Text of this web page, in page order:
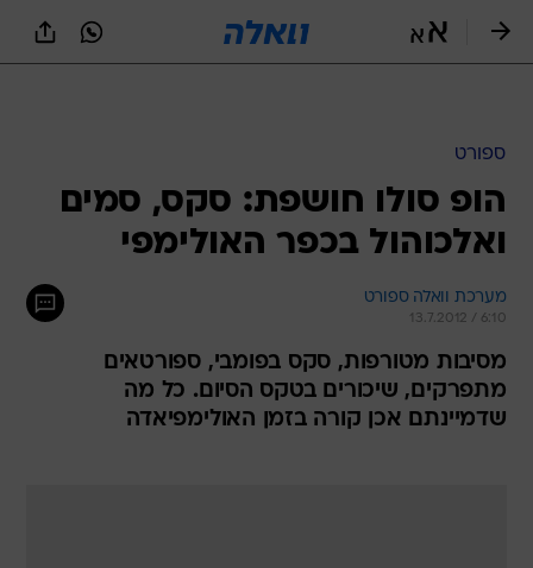
ספורט
הופ סולו חושפת: סקס, סמים
ואלכוהול בכפר האולימפי
מערכת וואלה ספורט
13.7.2012 / 6:10
מסיבות מטורפות, סקס בפומבי, ספורטאים
מתפרקים, שיכורים בטקס הסיום. כל מה
שדמיינתם אכן קורה בזמן האולימפיאדה